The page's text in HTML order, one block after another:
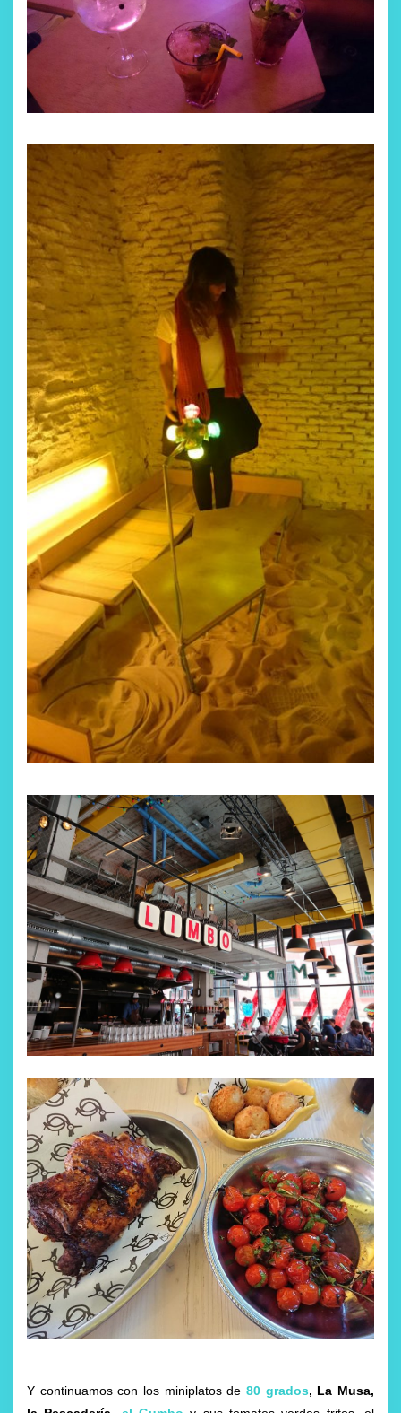
Y continuamos con los miniplatos de 80 grados, La Musa,